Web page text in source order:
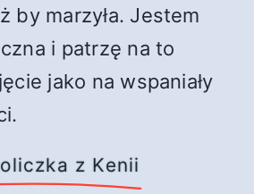
by marzyła. Jestem
i patrzę na to
jako na wspaniały
z Kenii